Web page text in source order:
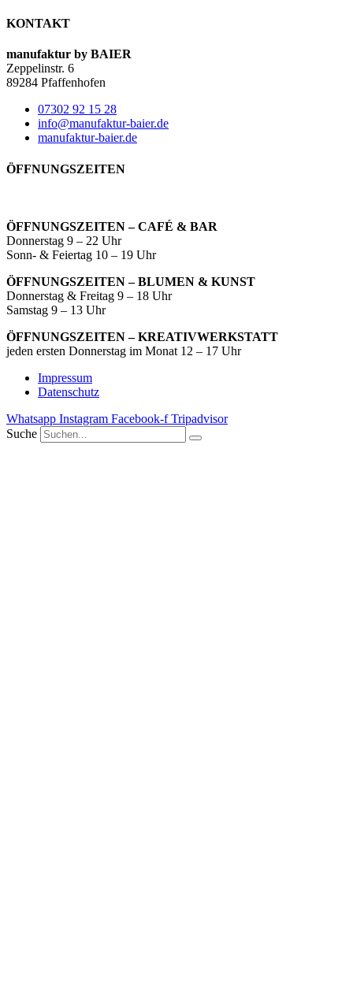
KONTAKT
manufaktur by BAIER
Zeppelinstr. 6
89284 Pfaffenhofen
07302 92 15 28
info@manufaktur-baier.de
manufaktur-baier.de
ÖFFNUNGSZEITEN
ÖFFNUNGSZEITEN – CAFÉ & BAR
Donnerstag 9 – 22 Uhr
Sonn- & Feiertag 10 – 19 Uhr
ÖFFNUNGSZEITEN – BLUMEN & KUNST
Donnerstag & Freitag 9 – 18 Uhr
Samstag 9 – 13 Uhr
ÖFFNUNGSZEITEN – KREATIVWERKSTATT
jeden ersten Donnerstag im Monat 12 – 17 Uhr
Impressum
Datenschutz
Whatsapp Instagram Facebook-f Tripadvisor
Suche